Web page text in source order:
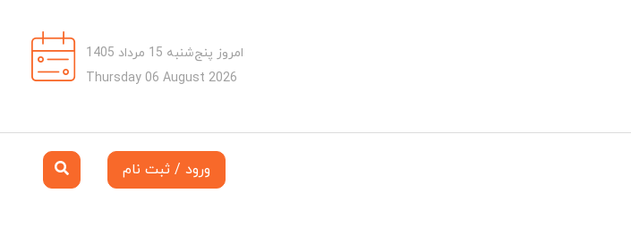
امروز پنج‌شنبه 15 مرداد 1405
Thursday 06 August 2026
ورود / ثبت نام